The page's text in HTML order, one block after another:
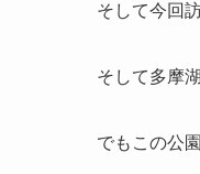
そして今回
そして多摩
でもこの公